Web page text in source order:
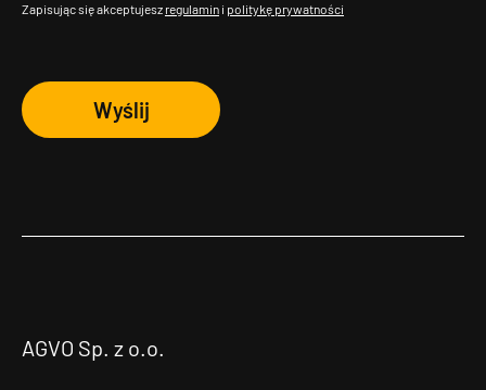
Zapisując się akceptujesz regulamin i politykę prywatności
Wyślij
AGVO Sp. z o.o.